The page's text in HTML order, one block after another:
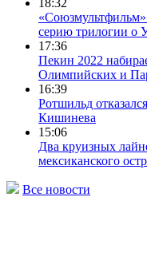
серию трилогии о
17:36
Пекин 2022
Олимпийских и
16:39
Ротшильд
Кишинева
15:06
Два круизных
мексиканского
Все новости